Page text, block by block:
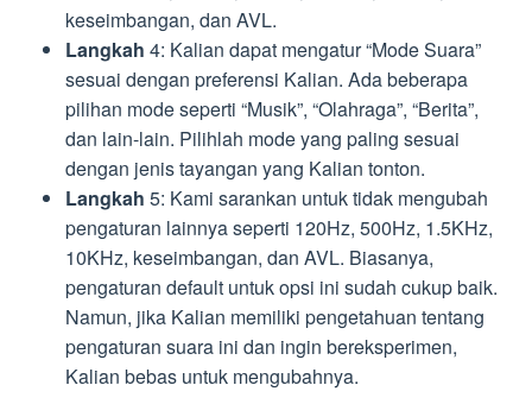
keseimbangan, dan AVL.
Langkah 4: Kalian dapat mengatur “Mode Suara”
sesuai dengan preferensi Kalian. Ada beberapa
pilihan mode seperti “Musik”, “Olahraga”, “Berita”,
dan lain-lain. Pilihlah mode yang paling sesuai
dengan jenis tayangan yang Kalian tonton.
Langkah 5: Kami sarankan untuk tidak mengubah
pengaturan lainnya seperti 120Hz, 500Hz, 1.5KHz,
10KHz, keseimbangan, dan AVL. Biasanya,
pengaturan default untuk opsi ini sudah cukup baik.
Namun, jika Kalian memiliki pengetahuan tentang
pengaturan suara ini dan ingin bereksperimen,
Kalian bebas untuk mengubahnya.